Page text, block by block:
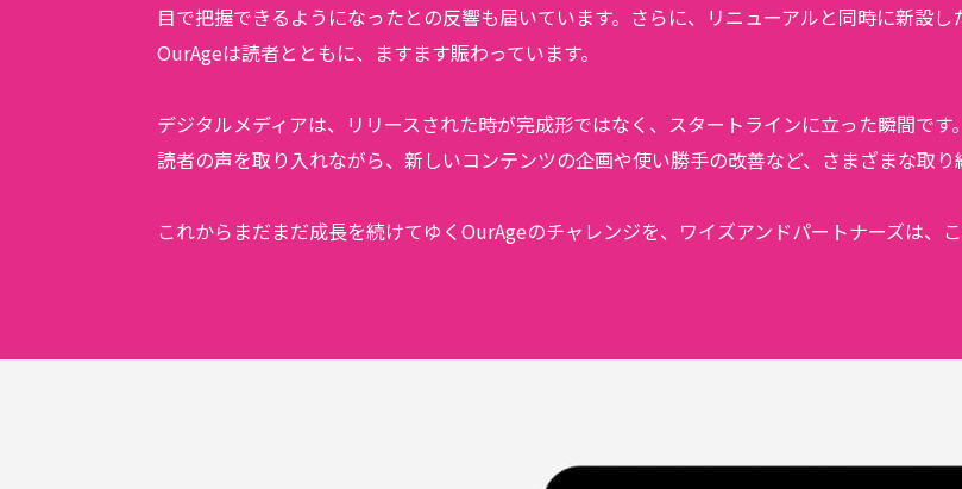
目で把握できるようになったとの反響も届いています。さらに、リニューアルと同時に新設
OurAgeは読者とともに、ますます賑わっています。
デジタルメディアは、リリースされた時が完成形ではなく、スタートラインに立った瞬間で
読者の声を取り入れながら、新しいコンテンツの企画や使い勝手の改善など、さまざまな取り
これからまだまだ成長を続けてゆくOurAgeのチャレンジを、ワイズアンドパートナーズは、